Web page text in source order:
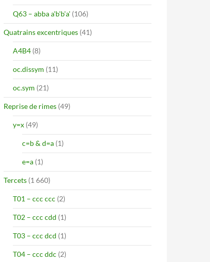
Q63 – abba a'b'b'a' (106)
Quatrains excentriques (41)
A4B4 (8)
oc.dissym (11)
oc.sym (21)
Reprise de rimes (49)
y=x (49)
c=b & d=a (1)
e=a (1)
Tercets (1 660)
T01 – ccc ccc (2)
T02 – ccc cdd (1)
T03 – ccc dcd (1)
T04 – ccc ddc (2)